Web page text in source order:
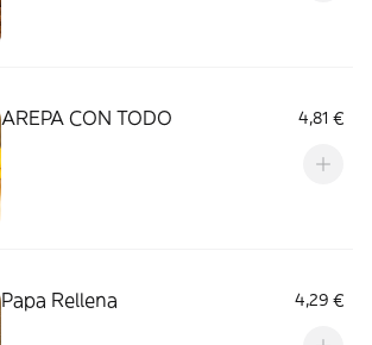
AREPA CON TODO 4,81 €
Papa Rellena 4,29 €